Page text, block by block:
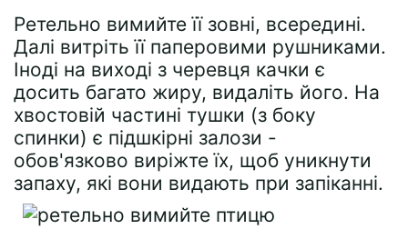
Ретельно вимийте її зовні, всередині.
Далі витріть її паперовими рушниками.
Іноді на виході з черевця качки є
досить багато жиру, видаліть його. На
хвостовій частині тушки (з боку
спинки) є підшкірні залози -
обов'язково виріжте їх, щоб уникнути
запаху, які вони видають при запіканні.